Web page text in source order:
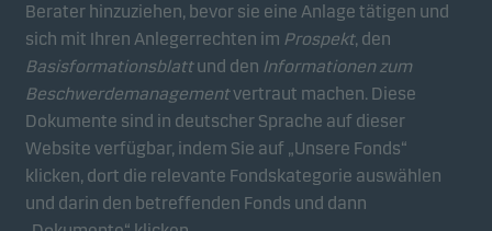
Berater hinzuziehen, bevor sie eine Anlage tätigen und
sich mit Ihren Anlegerrechten im Prospekt, den
Basisformationsblattund den Informationen zum
Beschwerdemanagementvertraut machen. Diese
Dokumente sind in deutscher Sprache auf dieser
Website verfügbar, indem Sie auf „Unsere Fonds“
klicken, dort die relevante Fondskategorie auswählen
und darin den betreffenden Fonds und dann